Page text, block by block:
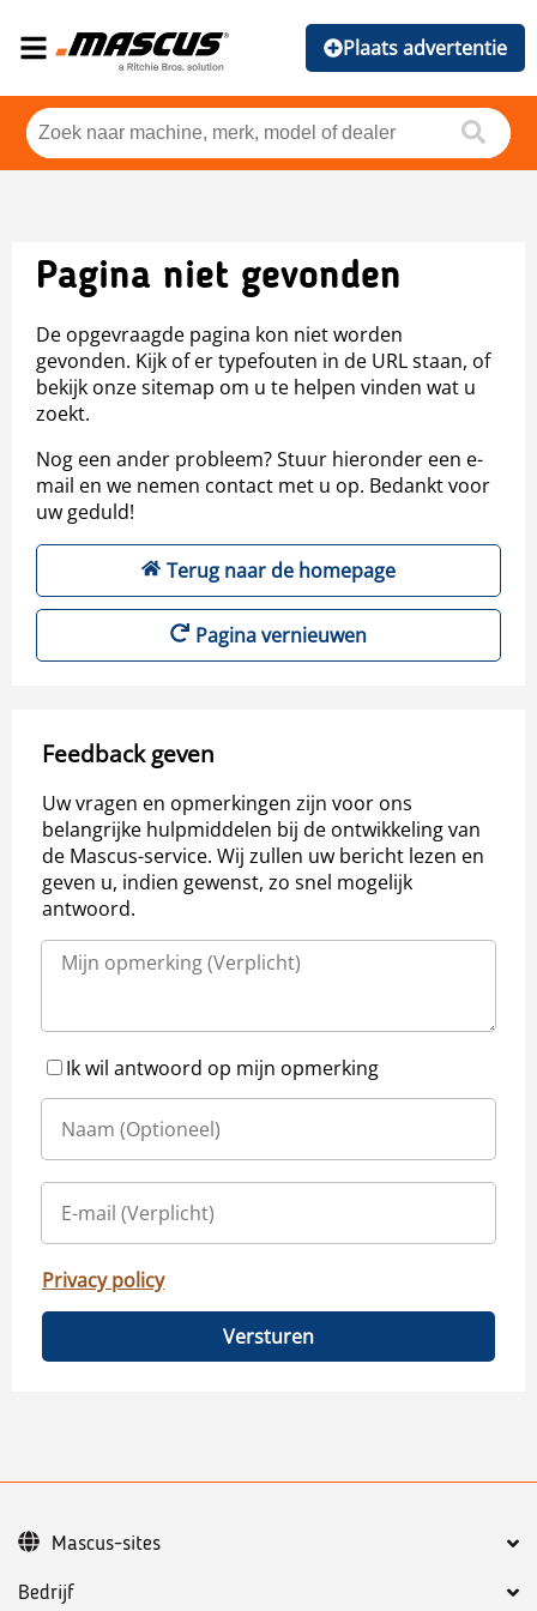
Plaats advertentie
Pagina niet gevonden
De opgevraagde pagina kon niet worden
gevonden. Kijk of er typefouten in de URL staan, of
bekijk onze sitemap om u te helpen vinden wat u
zoekt.
Nog een ander probleem? Stuur hieronder een e-
mail en we nemen contact met u op. Bedankt voor
uw geduld!
Terug naar de homepage
Pagina vernieuwen
Feedback geven
Uw vragen en opmerkingen zijn voor ons
belangrijke hulpmiddelen bij de ontwikkeling van
de Mascus-service. Wij zullen uw bericht lezen en
geven u, indien gewenst, zo snel mogelijk
antwoord.
Ik wil antwoord op mijn opmerking
Privacy policy
Versturen
Bedrijf
Mascus-sites